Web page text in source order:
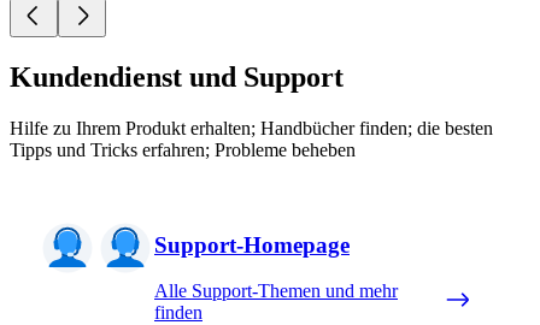
Kundendienst und Support
Hilfe zu Ihrem Produkt erhalten; Handbücher finden; die besten
Tipps und Tricks erfahren; Probleme beheben
Support-Homepage
Alle Support-Themen und mehr
finden